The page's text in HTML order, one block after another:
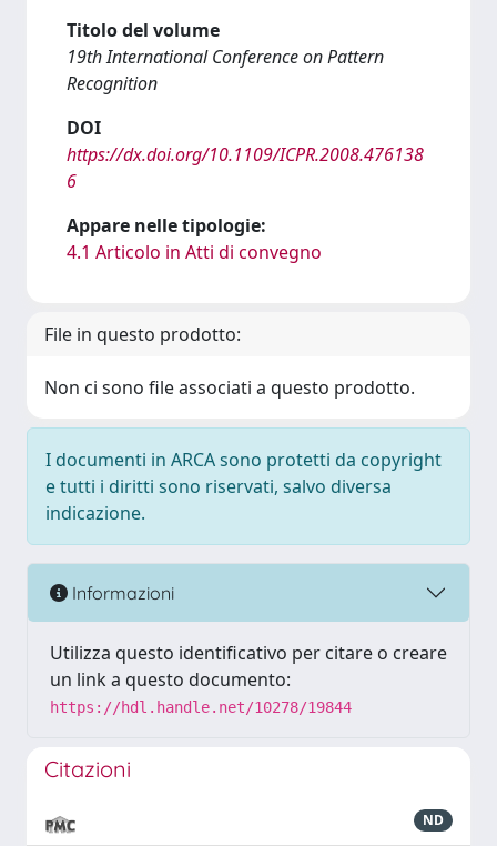
Titolo del volume
19th International Conference on Pattern
Recognition
DOI
https://dx.doi.org/10.1109/ICPR.2008.476138
6
Appare nelle tipologie:
4.1 Articolo in Atti di convegno
File in questo prodotto:
Non ci sono file associati a questo prodotto.
I documenti in ARCA sono protetti da copyright
e tutti i diritti sono riservati, salvo diversa
indicazione.
Informazioni
Utilizza questo identificativo per citare o creare
un link a questo documento:
https://hdl.handle.net/10278/19844
Citazioni
ND